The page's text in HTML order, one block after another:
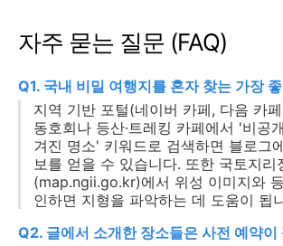
자주 묻는 질문 (FAQ)
Q1. 국내 비밀 여행지를 혼자 찾는 가장
지역 기반 포털(네이버 카페, 다음 카
동호회나 등산·트레킹 카페에서 '비공
겨진 명소' 키워드로 검색하면 블로그
보를 얻을 수 있습니다. 또한 국토지리
(map.ngii.go.kr)에서 위성 이미지와
인하면 지형을 파악하는 데 도움이 됩
Q2. 글에서 소개한 장소들은 사전 예약이